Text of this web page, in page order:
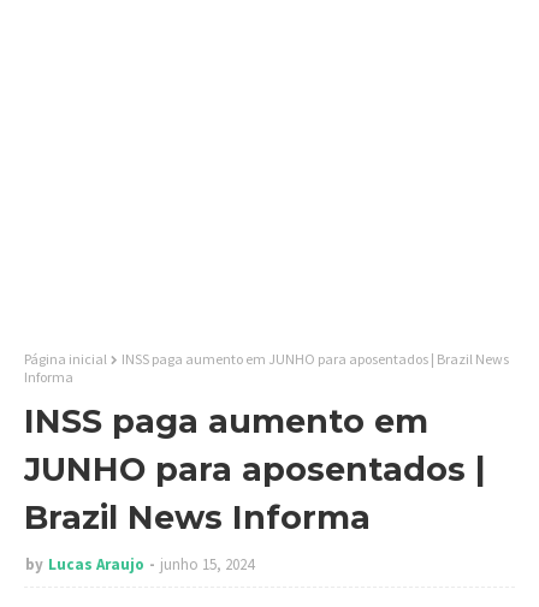
Página inicial
INSS paga aumento em JUNHO para aposentados | Brazil News
Informa
INSS paga aumento em
JUNHO para aposentados |
Brazil News Informa
by Lucas Araujo junho 15, 2024